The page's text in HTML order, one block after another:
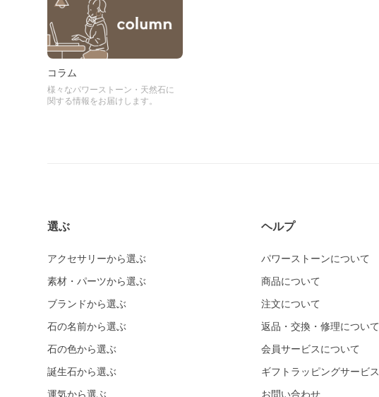
コラム
様々なパワーストーン・天然石に
関する情報をお届けします。
選ぶ
アクセサリーから選ぶ
素材・パーツから選ぶ
ブランドから選ぶ
石の名前から選ぶ
石の色から選ぶ
誕生石から選ぶ
運気から選ぶ
ヘルプ
パワーストーンについて
商品について
注文について
返品・交換・修理について
会員サービスについて
ギフトラッピングサービス
お問い合わせ